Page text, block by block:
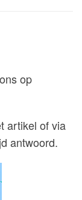
op
artikel of via
antwoord.